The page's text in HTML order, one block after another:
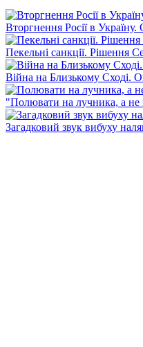
Вторгнення Росії в
Пекельні санкції. Рішення
Війна на Близькому Сході.
"Полювати на лучника, а не
Загадковий звук вибуху